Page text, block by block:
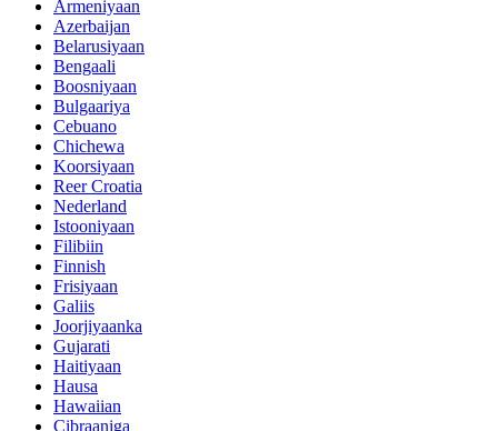
Armeniyaan
Azerbaijan
Belarusiyaan
Bengaali
Boosniyaan
Bulgaariya
Cebuano
Chichewa
Koorsiyaan
Reer Croatia
Nederland
Istooniyaan
Filibiin
Finnish
Frisiyaan
Galiis
Joorjiyaanka
Gujarati
Haitiyaan
Hausa
Hawaiian
Cibraaniga